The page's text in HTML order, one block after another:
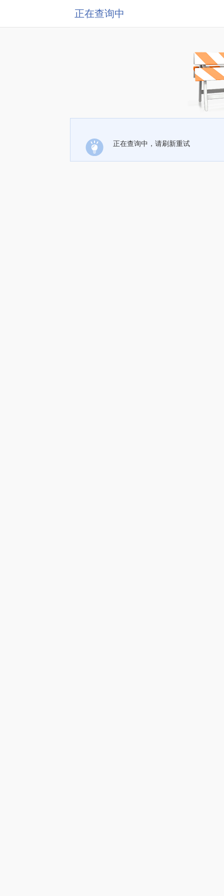
正在查询中
正在查询中，请刷新重试